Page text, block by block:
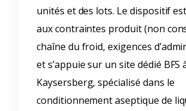
unités et des lots. Le dispositif
aux contraintes produit (non
chaîne du froid, exigences
et s’appuie sur un site dédié BFS
Kaysersberg, spécialisé dans le
conditionnement aseptique de